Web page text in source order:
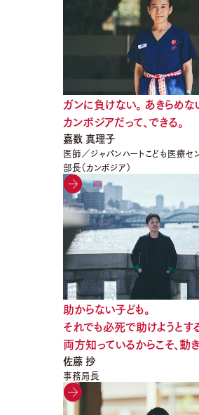
ガンに負けない。 あきらめな
カンボジアだって、できる。
嘉数 真理子
医師／ジャパンハートこども医療
部長（カンボジア）
助からない子ども。
それでも必死で助けようとす
両方知っているからこそ、動
佐藤 抄
事務局長